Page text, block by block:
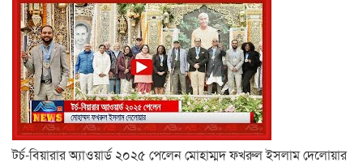
টর্চ-বিয়ারার অ্যাওয়ার্ড ২০২৫ পেলেন মোহাম্মদ ফখরুল ইসলাম দেলোয়ার